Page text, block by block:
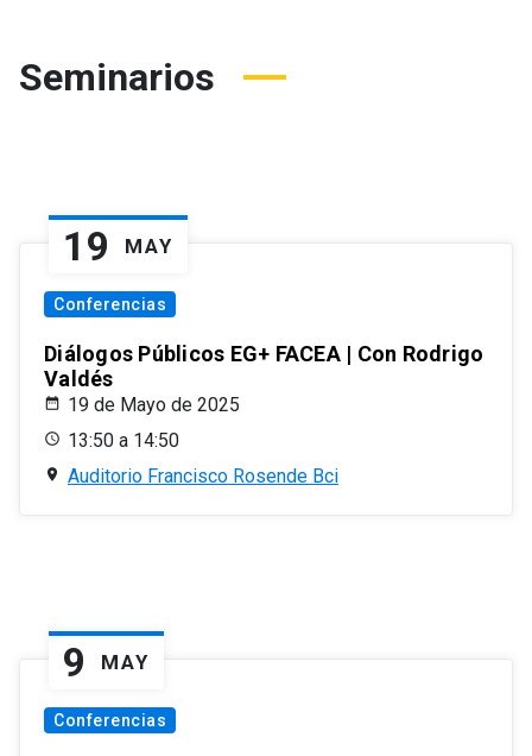
Seminarios
19 MAY
Conferencias
Diálogos Públicos EG+ FACEA | Con Rodrigo
Valdés
19 de Mayo de 2025
13:50 a 14:50
Auditorio Francisco Rosende Bci
9 MAY
Conferencias